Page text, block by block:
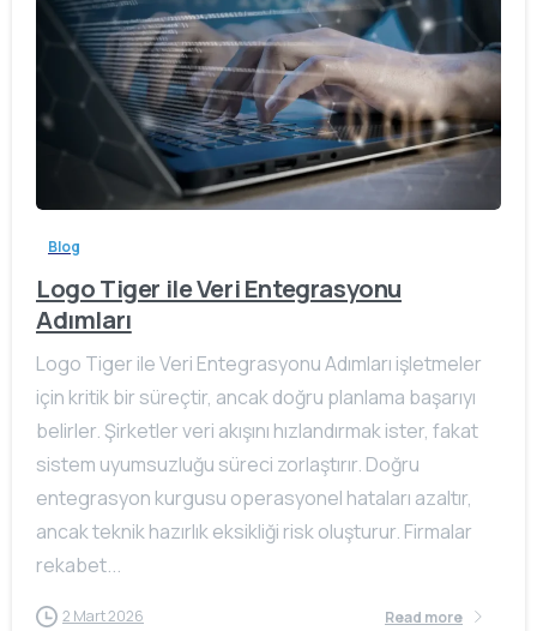
Blog
Logo Tiger ile Veri Entegrasyonu
Adımları
Logo Tiger ile Veri Entegrasyonu Adımları işletmeler
için kritik bir süreçtir, ancak doğru planlama başarıyı
belirler. Şirketler veri akışını hızlandırmak ister, fakat
sistem uyumsuzluğu süreci zorlaştırır. Doğru
entegrasyon kurgusu operasyonel hataları azaltır,
ancak teknik hazırlık eksikliği risk oluşturur. Firmalar
rekabet...
2 Mart 2026 Read more